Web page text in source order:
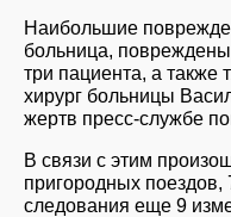
Наибольшие
больница,
три пациента, а также
хирург больницы
жертв пресс-службе
В связи с этим
пригородных
следования еще 9